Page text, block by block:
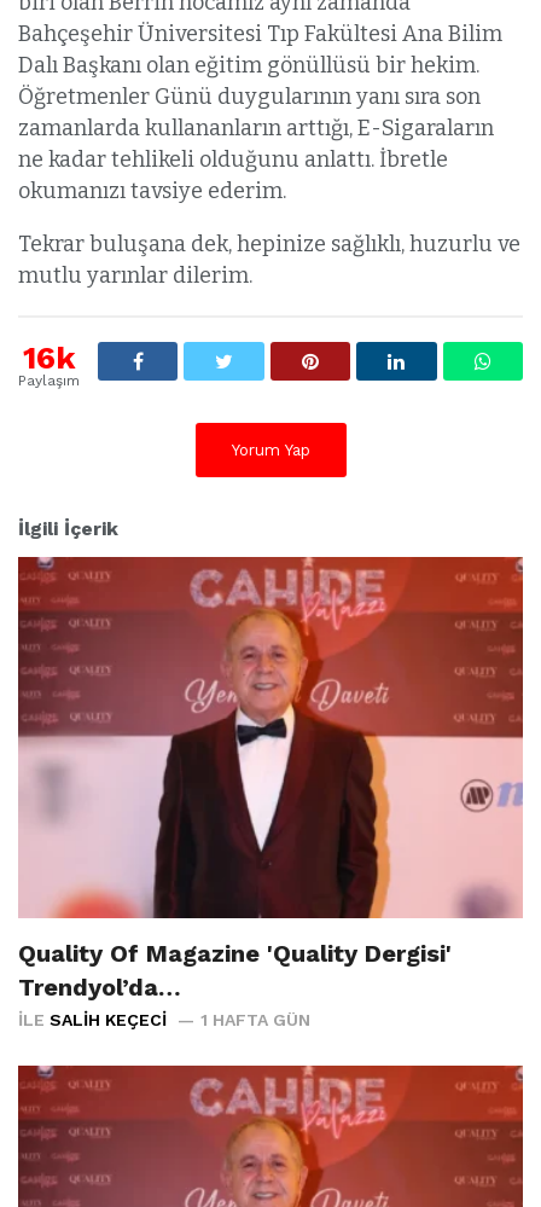
Bahçeşehir Üniversitesi Tıp Fakültesi Ana Bilim
Dalı Başkanı olan eğitim gönüllüsü bir hekim.
Öğretmenler Günü duygularının yanı sıra son
zamanlarda kullananların arttığı, E-Sigaraların
ne kadar tehlikeli olduğunu anlattı. İbretle
okumanızı tavsiye ederim.
Tekrar buluşana dek, hepinize sağlıklı, huzurlu ve
mutlu yarınlar dilerim.
16k
Paylaşım
Yorum Yap
İlgili İçerik
Quality Of Magazine 'Quality Dergisi'
Trendyol’da…
İLE SALIH KEÇECI 1 HAFTA GÜN